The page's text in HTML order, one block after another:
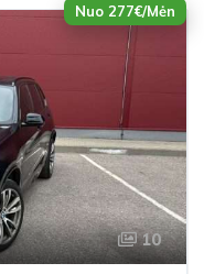
Nuo 277€/Mėn
10